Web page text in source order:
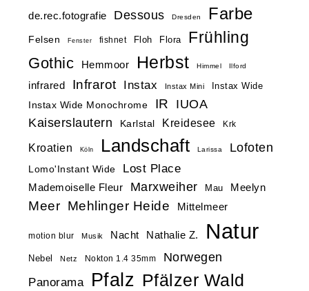
de.rec.fotografie Dessous Dresden Farbe
Felsen Fenster fishnet Floh Flora Frühling
Gothic Hemmoor Herbst Himmel Ilford
infrared Infrarot Instax Instax Mini
Instax Wide
Instax Wide Monochrome
IR
IUOA
Kaiserslautern
Karlstal Kreidesee Krk
Kroatien Köln Landschaft Larissa Lofoten
Lomo'Instant Wide Lost Place
Mademoiselle Fleur Marxweiher Mau Meelyn
Meer Mehlinger Heide Mittelmeer
motion blur Musik Nacht Nathalie Z. Natur
Nebel Netz Nokton 1.4 35mm Norwegen
Panorama Pfalz Pfälzer Wald